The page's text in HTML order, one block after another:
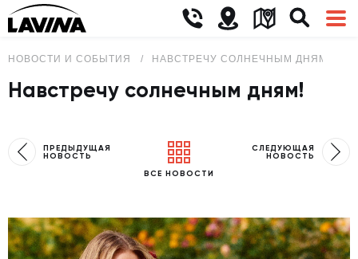
НОВОСТИ И СОБЫТИЯ НАВСТРЕЧУ СОЛНЕЧНЫМ ДНЯМ!
Навстречу солнечным дням!
ПРЕДЫДУЩАЯ
НОВОСТЬ
ВСЕ НОВОСТИ
СЛЕДУЮЩАЯ
НОВОСТЬ